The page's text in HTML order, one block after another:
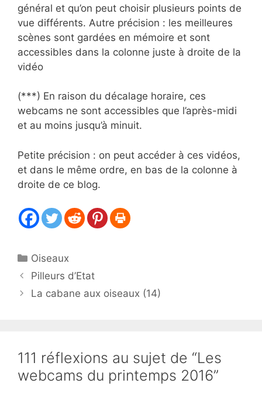
général et qu’on peut choisir plusieurs points de
vue différents. Autre précision : les meilleures
scènes sont gardées en mémoire et sont
accessibles dans la colonne juste à droite de la
vidéo
(***) En raison du décalage horaire, ces
webcams ne sont accessibles que l’après-midi
et au moins jusqu’à minuit.
Petite précision : on peut accéder à ces vidéos,
et dans le même ordre, en bas de la colonne à
droite de ce blog.
Catégories
Oiseaux
Pilleurs d’Etat
La cabane aux oiseaux (14)
111 réflexions au sujet de “Les
webcams du printemps 2016”